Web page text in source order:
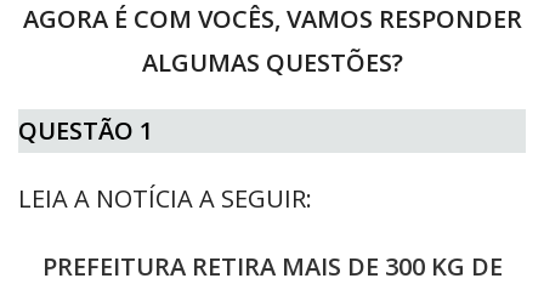
AGORA É COM VOCÊS, VAMOS RESPONDER
ALGUMAS QUESTÕES?
QUESTÃO 1
LEIA A NOTÍCIA A SEGUIR:
PREFEITURA RETIRA MAIS DE 300 KG DE